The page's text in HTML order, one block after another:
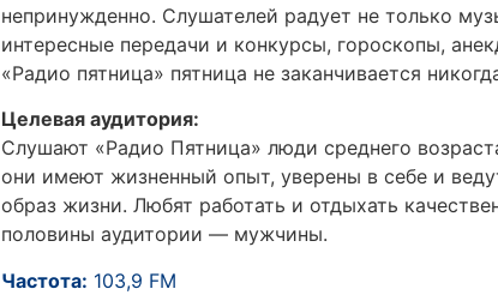
непринужденно. Слушателей радует не только
интересные передачи и конкурсы, гороскопы,
«Радио пятница» пятница не заканчивается
Целевая аудитория:
Слушают «Радио Пятница» люди среднего
они имеют жизненный опыт, уверены в себе и
образ жизни. Любят работать и отдыхать
половины аудитории — мужчины.
Частота: 103,9 FM